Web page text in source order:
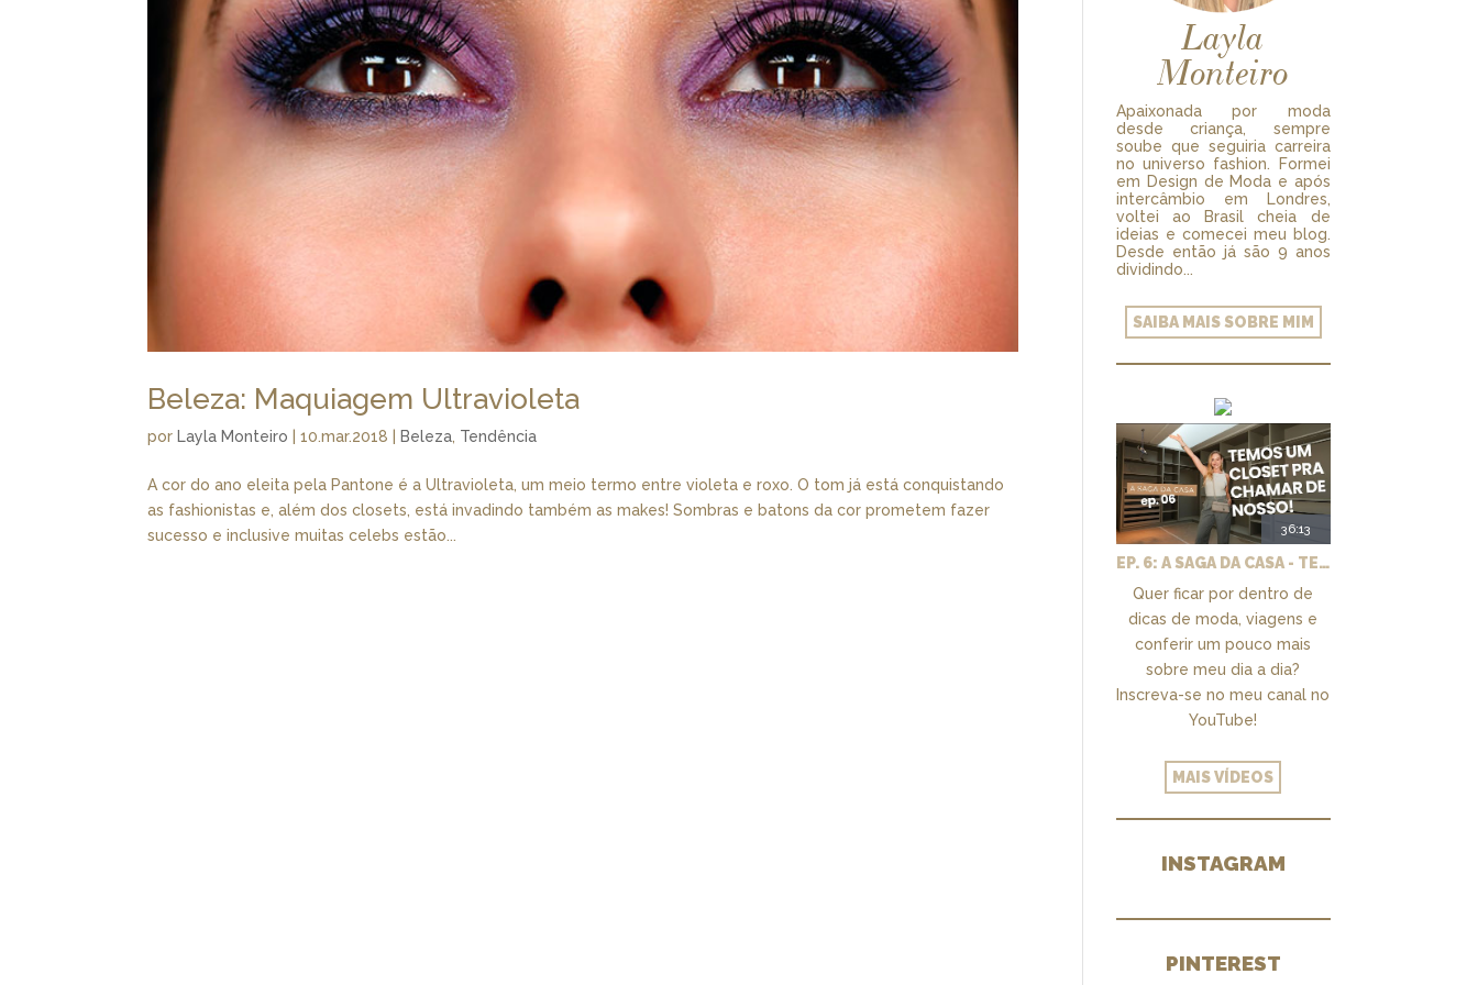
Beleza: Maquiagem Ultravioleta
porLayla Monteiro |10.mar.2018 |Beleza, Tendência
A cor do ano eleita pela Pantone é a Ultravioleta, um meio termo entre violeta e roxo. O tom já está conquistando
as fashionistas e, além dos closets, está invadindo também as makes! Sombras e batons da cor prometem fazer
sucesso e inclusive muitas celebs estão...
Layla
Monteiro
Apaixonada por moda
desde criança, sempre
soube que seguiria carreira
no universo fashion. Formei
em Design de Moda e após
intercâmbio em Londres,
voltei ao Brasil cheia de
ideias e comecei meu blog.
Desde então já são 9 anos
dividindo...
SAIBA MAIS SOBRE MIM
36:13
EP. 6: A SAGA DA CASA - TEMOS UM CLOSET PRA CHAMAR DE NOSSO + MARCENARIA E PAISAGISMO
Quer ficar por dentro de
dicas de moda, viagens e
conferir um pouco mais
sobre meu dia a dia?
Inscreva-se no meu canal no
YouTube!
MAIS VÍDEOS
INSTAGRAM
PINTEREST